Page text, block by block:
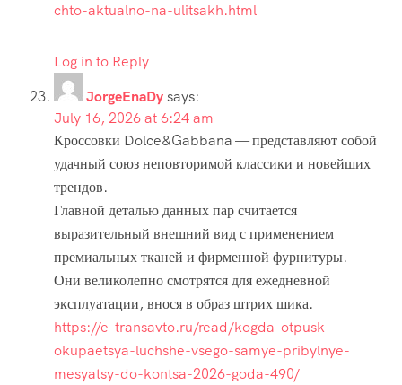
chto-aktualno-na-ulitsakh.html
Log in to Reply
JorgeEnaDysays:
July 16, 2026 at 6:24 am
Кроссовки Dolce&Gabbana — представляют собой
удачный союз неповторимой классики и новейших
трендов.
Главной деталью данных пар считается
выразительный внешний вид с применением
премиальных тканей и фирменной фурнитуры.
Они великолепно смотрятся для ежедневной
эксплуатации, внося в образ штрих шика.
https://e-transavto.ru/read/kogda-otpusk-
okupaetsya-luchshe-vsego-samye-pribylnye-
mesyatsy-do-kontsa-2026-goda-490/